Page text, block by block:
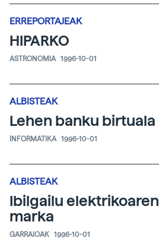
ERREPORTAJEAK
HIPARKO
ASTRONOMIA 1996-10-01
ALBISTEAK
Lehen banku birtuala
INFORMATIKA 1996-10-01
ALBISTEAK
Ibilgailu elektrikoaren
marka
GARRAIOAK 1996-10-01